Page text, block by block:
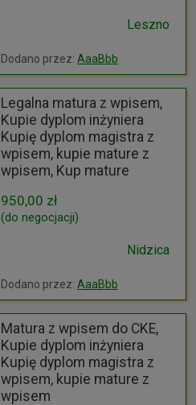
Leszno
Dodano przez: AaaBbb
Legalna matura z wpisem,
Kupie dyplom inżyniera
Kupię dyplom magistra z
wpisem, kupie mature z
wpisem, Kup mature
950,00 zł
(do negocjacji)
Nidzica
Dodano przez: AaaBbb
Matura z wpisem do CKE,
Kupie dyplom inżyniera
Kupię dyplom magistra z
wpisem, kupie mature z
wpisem